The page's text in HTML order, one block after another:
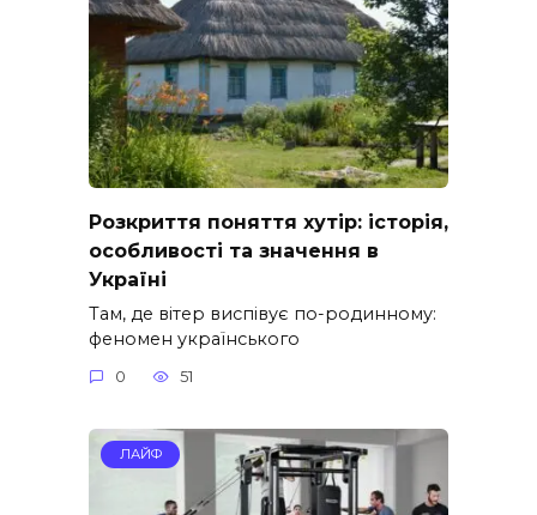
Розкриття поняття хутір: історія,
особливості та значення в
Україні
Там, де вітер виспівує по-родинному:
феномен українського
0 51
ЛАЙФ